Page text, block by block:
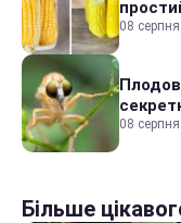
08
08
Більше